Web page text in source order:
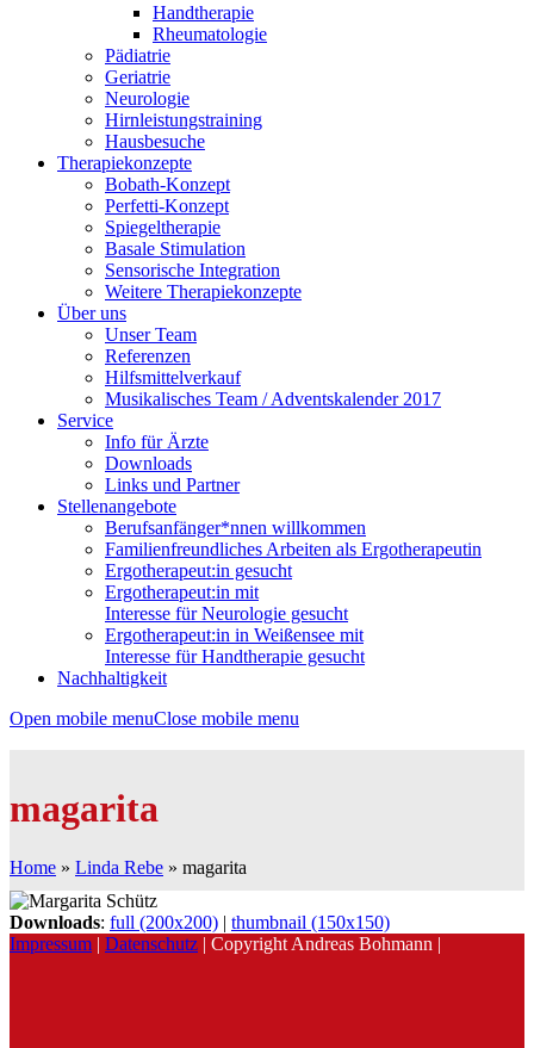
Handtherapie
Rheumatologie
Pädiatrie
Geriatrie
Neurologie
Hirnleistungstraining
Hausbesuche
Therapiekonzepte
Bobath-Konzept
Perfetti-Konzept
Spiegeltherapie
Basale Stimulation
Sensorische Integration
Weitere Therapiekonzepte
Über uns
Unser Team
Referenzen
Hilfsmittelverkauf
Musikalisches Team / Adventskalender 2017
Service
Info für Ärzte
Downloads
Links und Partner
Stellenangebote
Berufsanfänger*nnen willkommen
Familienfreundliches Arbeiten als Ergotherapeutin
Ergotherapeut:in gesucht
Ergotherapeut:in mit
Interesse für Neurologie gesucht
Ergotherapeut:in in Weißensee mit
Interesse für Handtherapie gesucht
Nachhaltigkeit
Open mobile menuClose mobile menu
magarita
Home » Linda Rebe » magarita
Downloads: full (200x200) | thumbnail (150x150)
Impressum | Datenschutz | Copyright Andreas Bohmann |